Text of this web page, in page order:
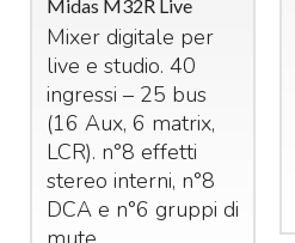
Midas M32R Live
Mixer digitale per
live e studio. 40
ingressi – 25 bus
(16 Aux, 6 matrix,
LCR). n°8 effetti
stereo interni, n°8
DCAe n°6 gruppi di